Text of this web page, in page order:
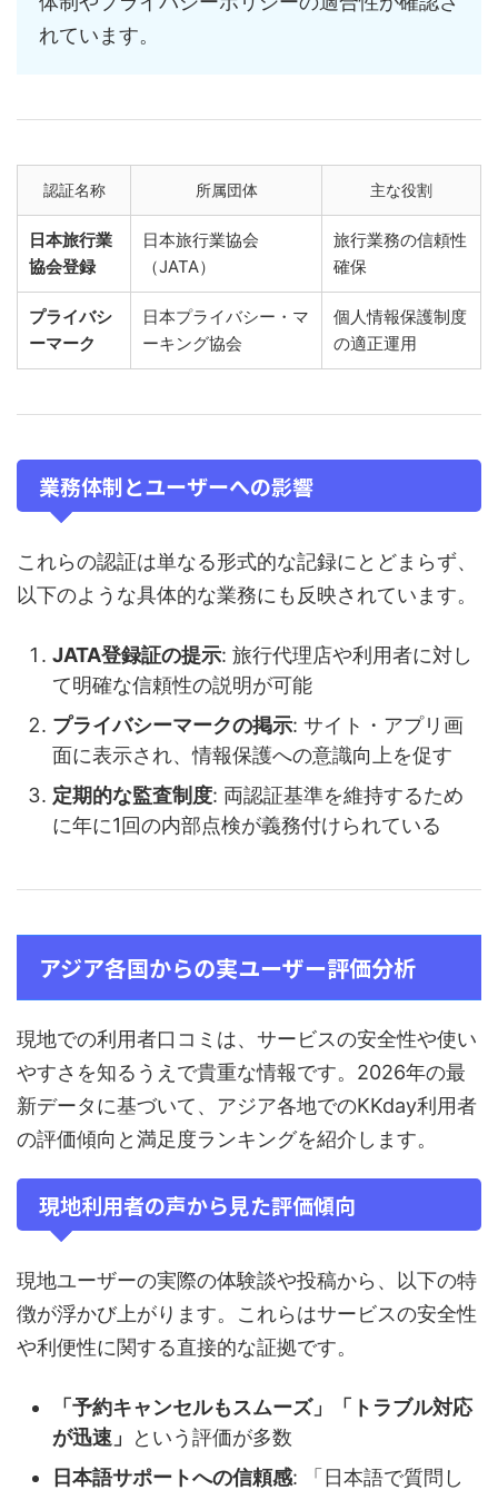
れています。
認証名称 所属団体 主な役割
日本旅行業
協会登録
日本旅行業協会
（JATA）
旅行業務の信頼性
確保
プライバシ
ーマーク
日本プライバシー・マ
ーキング協会
個人情報保護制度
の適正運用
業務体制とユーザーへの影響
これらの認証は単なる形式的な記録にとどまらず、
以下のような具体的な業務にも反映されています。
JATA登録証の提示: 旅行代理店や利用者に対し
て明確な信頼性の説明が可能
プライバシーマークの掲示: サイト・アプリ画
面に表示され、情報保護への意識向上を促す
定期的な監査制度: 両認証基準を維持するため
に年に1回の内部点検が義務付けられている
アジア各国からの実ユーザー評価分析
現地での利用者口コミは、サービスの安全性や使い
やすさを知るうえで貴重な情報です。2026年の最
新データに基づいて、アジア各地でのKKday利用者
の評価傾向と満足度ランキングを紹介します。
現地利用者の声から見た評価傾向
現地ユーザーの実際の体験談や投稿から、以下の特
徴が浮かび上がります。これらはサービスの安全性
や利便性に関する直接的な証拠です。
「予約キャンセルもスムーズ」「トラブル対応
が迅速」
という評価が多数
日本語サポートへの信頼感: 「日本語で質問し